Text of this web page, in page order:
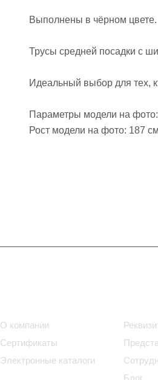
Выполнены в чёрном цвете.
Трусы средней посадки с
Идеальный выбор для тех,
Параметры модели на
Рост модели на фото: 187 см
О компании
Сертификаты
Электронные каталоги
Блог